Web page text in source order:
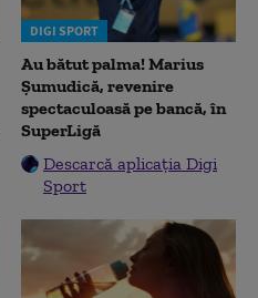
DIGI SPORT
Au bătut palma! Marius
Șumudică, revenire
spectaculoasă pe bancă, în
SuperLigă
Descarcă aplicația Digi
Sport